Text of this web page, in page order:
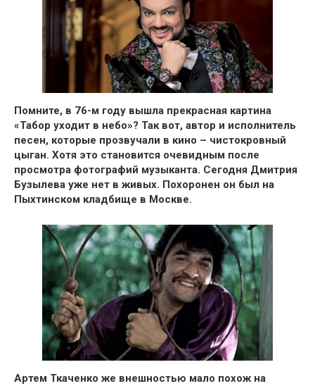
Помните, в 76-м году вышла прекрасная картина
«Табор уходит в небо»? Так вот, автор и исполнитель
песен, которые прозвучали в кино – чистокровный
цыган. Хотя это становится очевидным после
просмотра фотографий музыканта. Сегодня Дмитрия
Бузылева уже нет в живых. Похоронен он был на
Пыхтинском кладбище в Москве.
Артем Ткаченко же внешностью мало похож на